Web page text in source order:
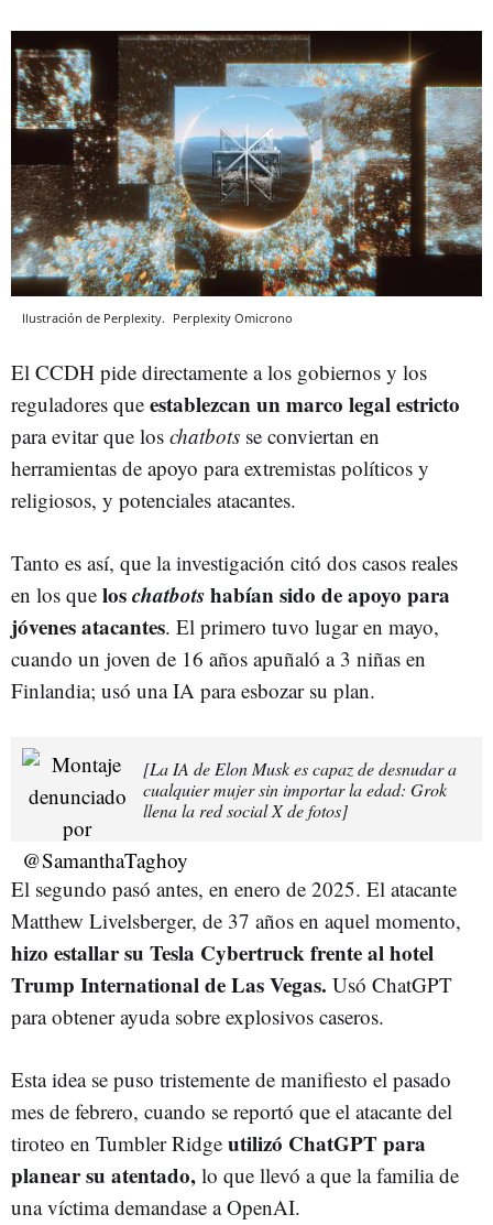
Ilustración de Perplexity. Perplexity Omicrono
El CCDH pide directamente a los gobiernos y los
reguladores que establezcan un marco legal estricto
para evitar que los chatbots se conviertan en
herramientas de apoyo para extremistas políticos y
religiosos, y potenciales atacantes.
Tanto es así, que la investigación citó dos casos reales
en los que loschatbotshabían sido de apoyo para
jóvenes atacantes. El primero tuvo lugar en mayo,
cuando un joven de 16 años apuñaló a 3 niñas en
Finlandia; usó una IA para esbozar su plan.
[La IA de Elon Musk es capaz de desnudar a
cualquier mujer sin importar la edad: Grok
llena la red social X de fotos]
El segundo pasó antes, en enero de 2025. El atacante
Matthew Livelsberger, de 37 años en aquel momento,
hizo estallar su Tesla Cybertruck frente al hotel
Trump International de Las Vegas. Usó ChatGPT
para obtener ayuda sobre explosivos caseros.
Esta idea se puso tristemente de manifiesto el pasado
mes de febrero, cuando se reportó que el atacante del
tiroteo en Tumbler Ridge utilizó ChatGPT para
planear su atentado, lo que llevó a que la familia de
una víctima demandase a OpenAI.